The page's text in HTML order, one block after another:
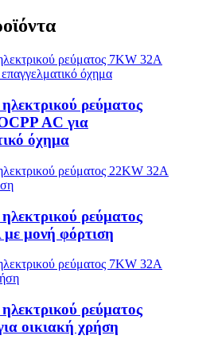
ρεύματος
AC για
όχημα
ρεύματος
μονή φόρτιση
ρεύματος
οικιακή χρήση